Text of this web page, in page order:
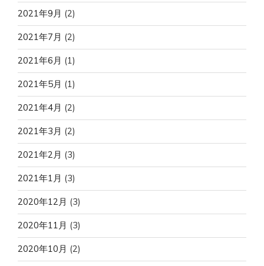
2021年9月 (2)
2021年7月 (2)
2021年6月 (1)
2021年5月 (1)
2021年4月 (2)
2021年3月 (2)
2021年2月 (3)
2021年1月 (3)
2020年12月 (3)
2020年11月 (3)
2020年10月 (2)